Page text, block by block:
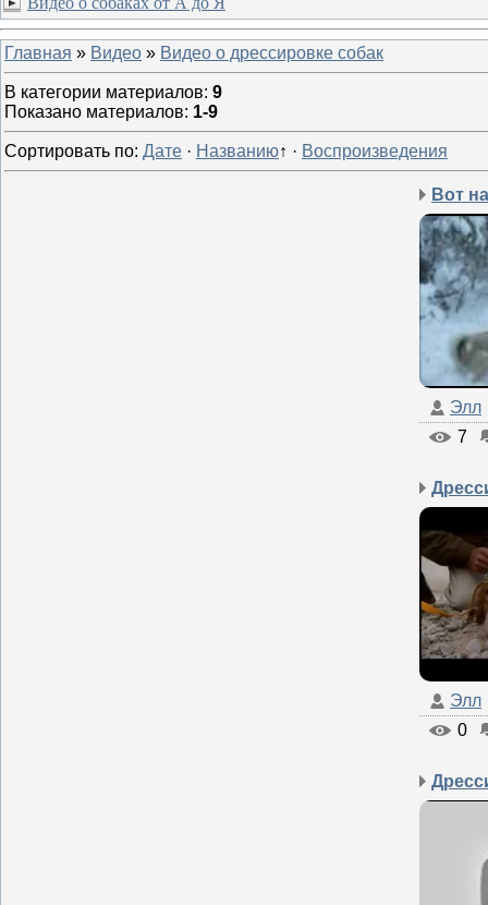
Главная » Видео » Видео о дрессировке собак
В категории материалов: 9
Показано материалов: 1-9
Сортировать по: Дате · Названию↑ · Воспроизведения
Элл
7
Элл
0